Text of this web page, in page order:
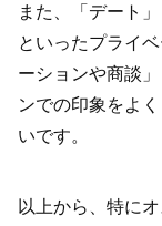
また、「デート
といったプライ
ーションや商談
ンでの印象をよ
いです。
以上から、特にオ